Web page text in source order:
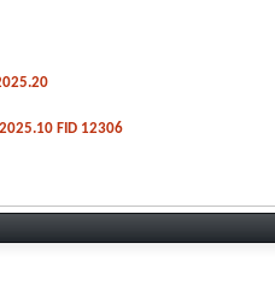
FID 12306